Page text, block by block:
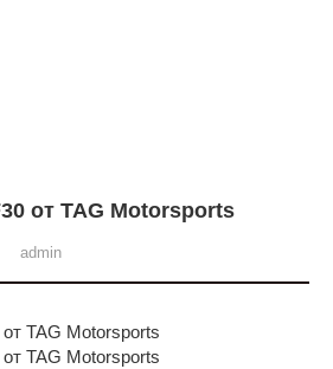
от TAG Motorsports
admin